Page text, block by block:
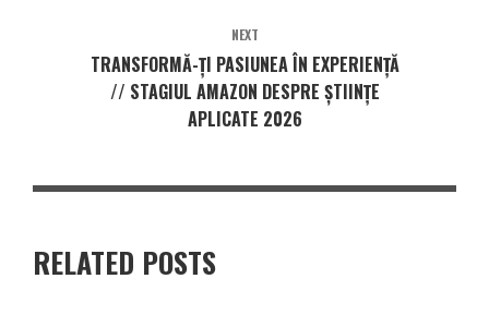
NEXT
TRANSFORMĂ-ȚI PASIUNEA ÎN EXPERIENȚĂ
// STAGIUL AMAZON DESPRE ȘTIINȚE
APLICATE 2026
RELATED POSTS